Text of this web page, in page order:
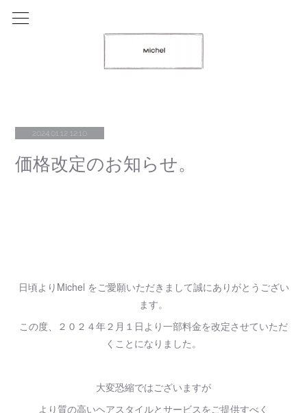
2024.01.12 12:10
価格改定のお知らせ。
日頃よりMichel をご愛願いただきまして誠にありがとうござい
ます。
この度、２０２４年２月１日より一部料金を改定させていただ
くことになりました。
大変恐縮ではございますが
より質の高いヘアスタイルとサービスをご提供すべく